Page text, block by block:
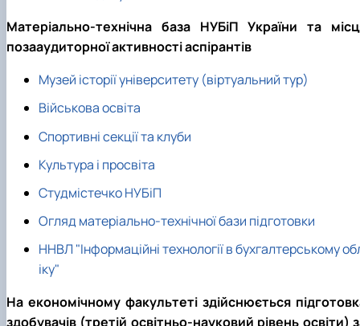
та мереж для забезпечення рівності у …
Матеріально-технічна база НУБіП України та
позааудиторної активності аспірантів
Музей історії університету (віртуальний тур)
Військова освіта
Спортивні секції та клуби
Культура і просвіта
Студмістечко НУБіП
Огляд матеріально-технічної бази підготовки
ННВЛ "Інформаційні технології в бухгалтерському
іку"
На економічному факультеті здійснюється
здобувачів (третій освітньо-науковий рівень освіти)